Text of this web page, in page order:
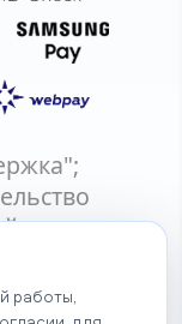
от
работы,